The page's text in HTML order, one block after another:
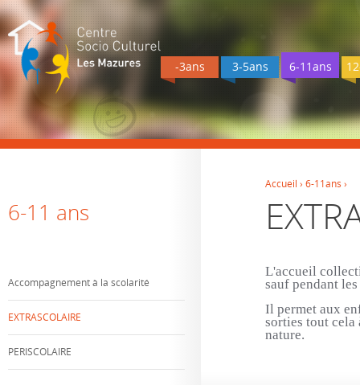
-3ans 3-5ans 6-11ans
6-11 ans
Accompagnement à la scolarité
EXTRASCOLAIRE
PERISCOLAIRE
Vous êtes ici
Accueil › 6-11ans ›
L'accueil
sauf pendant
Il permet aux
sorties tout cela
nature.